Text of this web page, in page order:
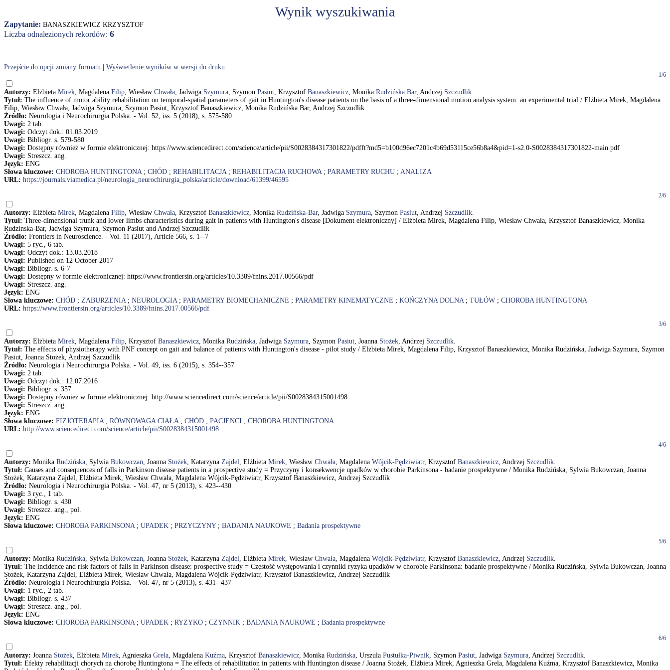
Wynik wyszukiwania
Zapytanie: BANASZKIEWICZ KRZYSZTOF
Liczba odnalezionych rekordów: 6
Przejście do opcji zmiany formatu Wyświetlenie wyników w wersji do druku
1/6
Autorzy: Elżbieta Mirek, Magdalena Filip, Wiesław Chwała, Jadwiga Szymura, Szymon Pasiut, Krzysztof Banaszkiewicz, Monika Rudzińska Bar, Andrzej Szczudlik.
Tytuł: The influence of motor ability rehabilitation on temporal-spatial parameters of gait in Huntington's disease patients on the basis of a three-dimensional motion analysis system: an experimental trial / Elżbieta Mirek, Magdalena
Filip, Wiesław Chwała, Jadwiga Szymura, Szymon Pasiut, Krzysztof Banaszkiewicz, Monika Rudzińska Bar, Andrzej Szczudlik
Źródło: Neurologia i Neurochirurgia Polska. - Vol. 52, iss. 5 (2018), s. 575-580
Uwagi: 2 tab.
Uwagi: Odczyt dok.: 01.03.2019
Uwagi: Bibliogr. s. 579-580
Uwagi: Dostępny również w formie elektronicznej: https://www.sciencedirect.com/science/article/pii/S0028384317301822/pdfft?md5=b100d96ec7201c4b69d53115ce56b8a4&pid=1-s2.0-S0028384317301822-main.pdf
Uwagi: Streszcz. ang.
Język: ENG
Słowa kluczowe: CHOROBA HUNTINGTONA; CHÓD ; REHABILITACJA; REHABILITACJA RUCHOWA; PARAMETRY RUCHU ; ANALIZA
URL: https://journals.viamedica.pl/neurologia_neurochirurgia_polska/article/download/61399/46595
2/6
Autorzy: Elżbieta Mirek, Magdalena Filip, Wiesław Chwała, Krzysztof Banaszkiewicz, Monika Rudzińska-Bar, Jadwiga Szymura, Szymon Pasiut, Andrzej Szczudlik.
Tytuł: Three-dimensional trunk and lower limbs characteristics during gait in patients with Huntington's disease [Dokument elektroniczny] / Elżbieta Mirek, Magdalena Filip, Wiesław Chwała, Krzysztof Banaszkiewicz, Monika
Rudzinska-Bar, Jadwiga Szymura, Szymon Pasiut and Andrzej Szczudlik
Źródło: Frontiers in Neuroscience. - Vol. 11 (2017), Article 566, s. 1--7
Uwagi: 5 ryc., 6 tab.
Uwagi: Odczyt dok.: 13.03.2018
Uwagi: Published on 12 October 2017
Uwagi: Bibliogr. s. 6-7
Uwagi: Dostępny w formie elektronicznej: https://www.frontiersin.org/articles/10.3389/fnins.2017.00566/pdf
Uwagi: Streszcz. ang.
Język: ENG
Słowa kluczowe: CHÓD ; ZABURZENIA; NEUROLOGIA; PARAMETRY BIOMECHANICZNE ; PARAMETRY KINEMATYCZNE ; KOŃCZYNA DOLNA; TUŁÓW ; CHOROBA HUNTINGTONA
URL: https://www.frontiersin.org/articles/10.3389/fnins.2017.00566/pdf
3/6
Autorzy: Elżbieta Mirek, Magdalena Filip, Krzysztof Banaszkiewicz, Monika Rudzińska, Jadwiga Szymura, Szymon Pasiut, Joanna Stożek, Andrzej Szczudlik.
Tytuł: The effects of physiotherapy with PNF concept on gait and balance of patients with Huntington's disease - pilot study / Elżbieta Mirek, Magdalena Filip, Krzysztof Banaszkiewicz, Monika Rudzińska, Jadwiga Szymura, Szymon
Pasiut, Joanna Stożek, Andrzej Szczudlik
Źródło: Neurologia i Neurochirurgia Polska. - Vol. 49, iss. 6 (2015), s. 354--357
Uwagi: 2 tab.
Uwagi: Odczyt dok.: 12.07.2016
Uwagi: Bibliogr. s. 357
Uwagi: Dostępny również w formie elektronicznej: http://www.sciencedirect.com/science/article/pii/S0028384315001498
Uwagi: Streszcz. ang.
Język: ENG
Słowa kluczowe: FIZJOTERAPIA; RÓWNOWAGA CIAŁA; CHÓD ; PACJENCI ; CHOROBA HUNTINGTONA
URL: http://www.sciencedirect.com/science/article/pii/S0028384315001498
4/6
Autorzy: Monika Rudzińska, Sylwia Bukowczan, Joanna Stożek, Katarzyna Zajdel, Elżbieta Mirek, Wiesław Chwała, Magdalena Wójcik-Pędziwiatr, Krzysztof Banaszkiewicz, Andrzej Szczudlik.
Tytuł: Causes and consequences of falls in Parkinson disease patients in a prospective study = Przyczyny i konsekwencje upadków w chorobie Parkinsona - badanie prospektywne / Monika Rudzińska, Sylwia Bukowczan, Joanna
Stożek, Katarzyna Zajdel, Elżbieta Mirek, Wiesław Chwała, Magdalena Wójcik-Pędziwiatr, Krzysztof Banaszkiewicz, Andrzej Szczudlik
Źródło: Neurologia i Neurochirurgia Polska. - Vol. 47, nr 5 (2013), s. 423--430
Uwagi: 3 ryc., 1 tab.
Uwagi: Bibliogr. s. 430
Uwagi: Streszcz. ang., pol.
Język: ENG
Słowa kluczowe: CHOROBA PARKINSONA; UPADEK ; PRZYCZYNY; BADANIA NAUKOWE ; Badania prospektywne
5/6
Autorzy: Monika Rudzińska, Sylwia Bukowczan, Joanna Stożek, Katarzyna Zajdel, Elżbieta Mirek, Wiesław Chwała, Magdalena Wójcik-Pędziwiatr, Krzysztof Banaszkiewicz, Andrzej Szczudlik.
Tytuł: The incidence and risk factors of falls in Parkinson disease: prospective study = Częstość występowania i czynniki ryzyka upadków w chorobie Parkinsona: badanie prospektywne / Monika Rudzińska, Sylwia Bukowczan, Joanna
Stożek, Katarzyna Zajdel, Elżbieta Mirek, Wiesław Chwała, Magdalena Wójcik-Pędziwiatr, Krzysztof Banaszkiewicz, Andrzej Szczudlik
Źródło: Neurologia i Neurochirurgia Polska. - Vol. 47, nr 5 (2013), s. 431--437
Uwagi: 1 ryc., 2 tab.
Uwagi: Bibliogr. s. 437
Uwagi: Streszcz. ang., pol.
Język: ENG
Słowa kluczowe: CHOROBA PARKINSONA; UPADEK ; RYZYKO ; CZYNNIK ; BADANIA NAUKOWE ; Badania prospektywne
6/6
Autorzy: Joanna Stożek, Elżbieta Mirek, Agnieszka Grela, Magdalena Kuźma, Krzysztof Banaszkiewicz, Monika Rudzińska, Urszula Pustułka-Piwnik, Szymon Pasiut, Jadwiga Szymura, Andrzej Szczudlik.
Tytuł: Efekty rehabilitacji chorych na chorobę Huntingtona = The effects of rehabilitation in patients with Huntington disease / Joanna Stożek, Elżbieta Mirek, Agnieszka Grela, Magdalena Kuźma, Krzysztof Banaszkiewicz, Monika